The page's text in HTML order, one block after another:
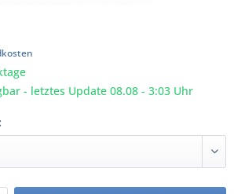
- letztes Update 08.08 - 3:03 Uhr